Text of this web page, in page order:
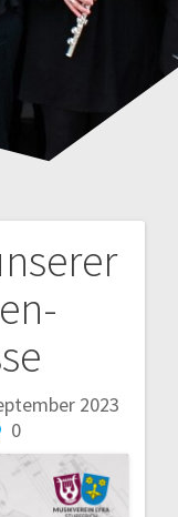
2023
0